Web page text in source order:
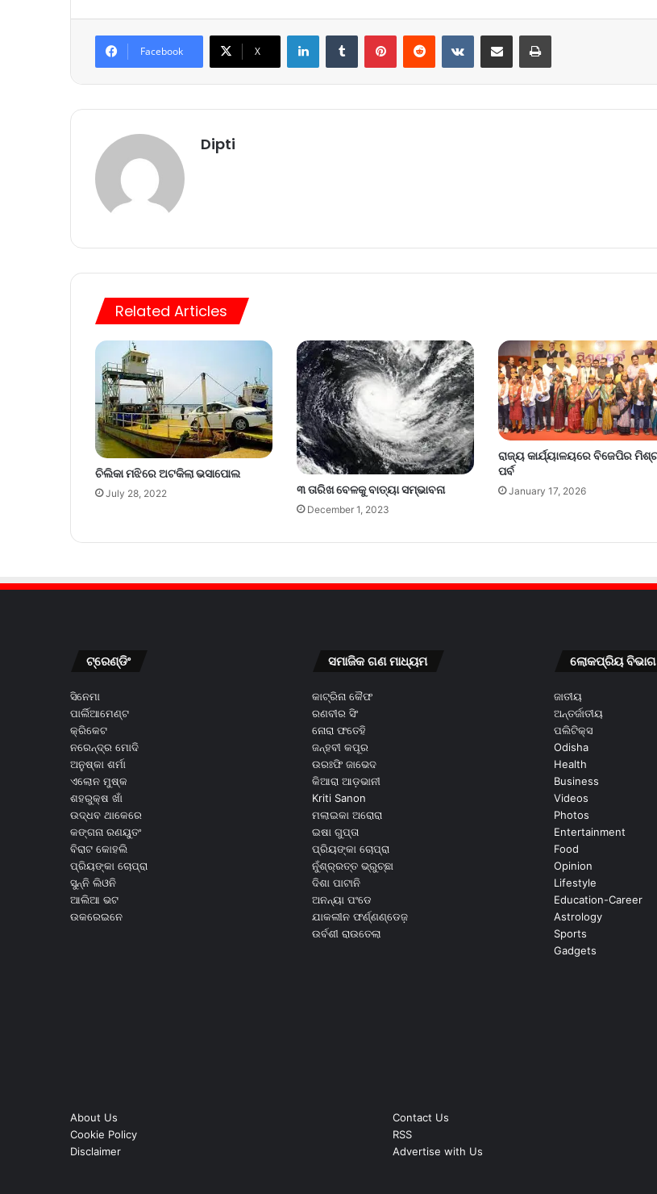
Facebook X
Dipti
Related Articles
ଚିଲିକା ମଝିରେ ଅଟକିଲା ଭସାପୋଲ
July 28, 2022 ୩ ତାରିଖ ବେଳକୁ ବାତ୍ୟା ସମ୍ଭାବନା
December 1, 2023
ରାଜ୍ୟ କାର୍ଯ୍ୟାଳୟରେ ବିଜେପିର
ପର୍ବ
January 17, 2026
ଟ୍ରେଣ୍ଡିଂ
ସିନେମା
ପାର୍ଲିଆମେଣ୍ଟ
କ୍ରିକେଟ
ନରେନ୍ଦ୍ର ମୋଦି
ଅନୁଷ୍କା ଶର୍ମା
ଏଲୋନ ମୁଷ୍କ
ଶହରୁକ୍ଷ ଖାଁ
ଉଦ୍ଧବ ଥାକେରେ
କଙ୍ଗନା ରଣୟୁତଂ
ବିରାଟ କୋହଲି
ପ୍ରିୟଙ୍କା ଚୋପ୍ରା
ସୁନ୍ନି ଲିଓନି
ଆଲିଆ ଭଟ
ଉକରେଇନେ
ସମାଜିକ ଗଣ ମାଧ୍ୟମ
କାଟ୍ରିନା କୈଫ
ରଣବୀର ସିଂ
ନୋରା ଫତେହି
ଜନ୍ହବୀ କପୂର
ଉରଃଫି ଜାଭେଦ
କିଆରା ଆଡ଼ଭାନୀ
Kriti Sanon
ମଲାଇକା ଅରୋରା
ଇଷା ଗୁପ୍ତା
ପ୍ରିୟଙ୍କା ଚୋପ୍ରା
ନୁଁଶ୍ର୍ରତ୍ତ ଭ୍ରୁଚ୍ଛା
ଦିଶା ପାଟାନି
ଅନନ୍ୟା ପଂଡେ
ଯାକଲୀନ ଫର୍ଣ୍ଣଣ୍ଡେଜ଼
ଉର୍ବଶୀ ରାଉତେଲା
ଲୋକପ୍ରିୟ ବିଭାଗ
ଜାତୀୟ
ଅନ୍ତର୍ଜାତୀୟ
ପଲିଟିକ୍ସ
Odisha
Health
Business
Videos
Photos
Entertainment
Food
Opinion
Lifestyle
Education-Career
Astrology
Sports
Gadgets
About Us
Cookie Policy
Disclaimer
Contact Us
RSS
Advertise with Us